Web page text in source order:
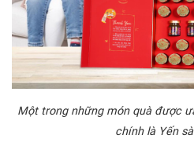
Một trong những món quà được
chính là Yến